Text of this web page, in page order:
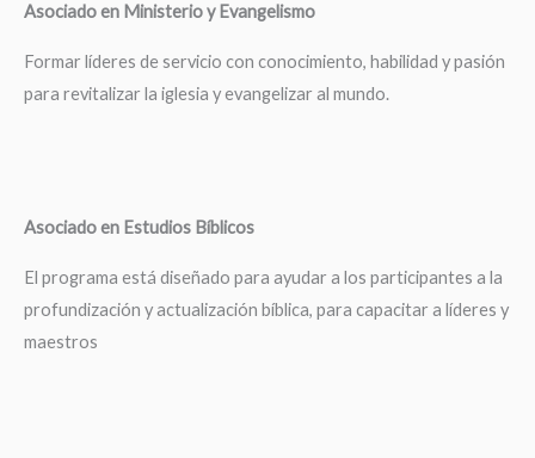
Asociado en Ministerio y Evangelismo
Formar líderes de servicio con conocimiento, habilidad y pasión
para revitalizar la iglesia y evangelizar al mundo.
Asociado en Estudios Bíblicos
El programa está diseñado para ayudar a los participantes a la
profundización y actualización bíblica, para capacitar a líderes y
maestros